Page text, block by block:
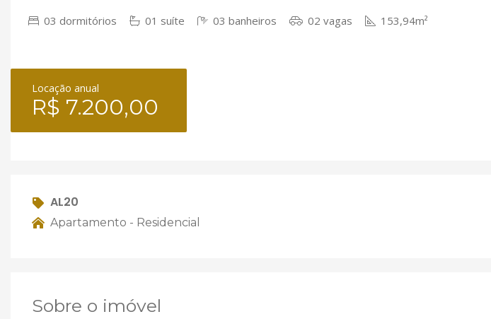
03 dormitórios 01 suíte 03 banheiros 02 vagas 153,94m²
Locação anual
R$ 7.200,00
AL20
Apartamento - Residencial
Sobre o imóvel